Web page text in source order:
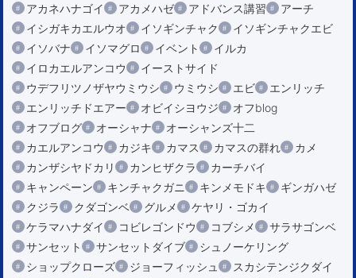
アカネハナゴイ
アカメハゼ アドバンス講習
アーチ
イシガキカエルウオ
イソギンチャク
イソギンチャクエビ
イソバナ
イソマグロ イベント
イルカ
イロカエルアンコウ
イーストサイド
ウデフリツノザヤウミウシ
ウミウシ エビ
エンリッチ
エンリッチドエアー
オビイシヨウジ
オフblog
オフブログ
オーシャナ
オーシャンズ十二
カエルアンコウ
カジキ カマス カマスの群れ
カメ
カンザシヤドカリ
カンヒザクラ
カーチバイ
キャンペーン
キンチャクガニ キンメモドキ
ギンガハゼ
クジラ
クダゴンベ グルメ
ケヤリ・ゴカイ
ケラマハナダイ
コビレゴンドウ コブシメ
サラサゴンベ
サンセット
サンセットダイブ
シュノーケリング
ショップクローズ
ジョーフィッシュ
スカシテンジクダイ